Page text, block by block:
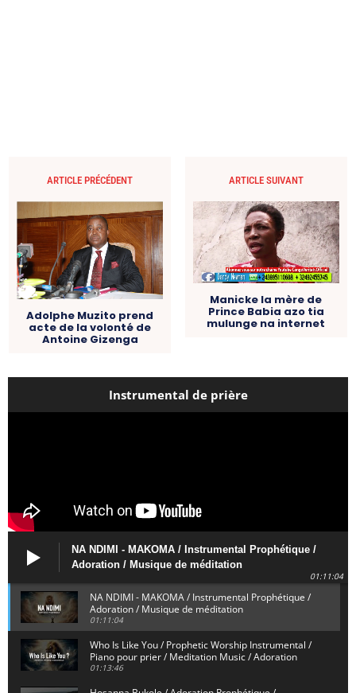
ARTICLE PRÉCÉDENT
Adolphe Muzito prend
acte de la volonté de
Antoine Gizenga
ARTICLE SUIVANT
Manicke la mère de
Prince Babia azo tia
mulunge na internet
Instrumental de prière
NA NDIMI - MAKOMA / Instrumental Prophétique /
Adoration / Musique de méditation
01:11:04
NA NDIMI - MAKOMA / Instrumental Prophétique /
Adoration / Musique de méditation
01:11:04
Who Is Like You / Prophetic Worship Instrumental /
Piano pour prier / Meditation Music / Adoration
01:13:46